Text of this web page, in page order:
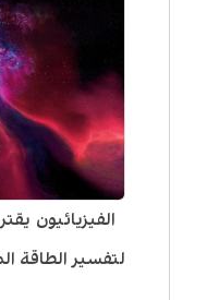
الفيزيائيون
لتفسير الطاقة